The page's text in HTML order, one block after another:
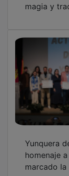
magia y
Yunquera
homenaje
marcado